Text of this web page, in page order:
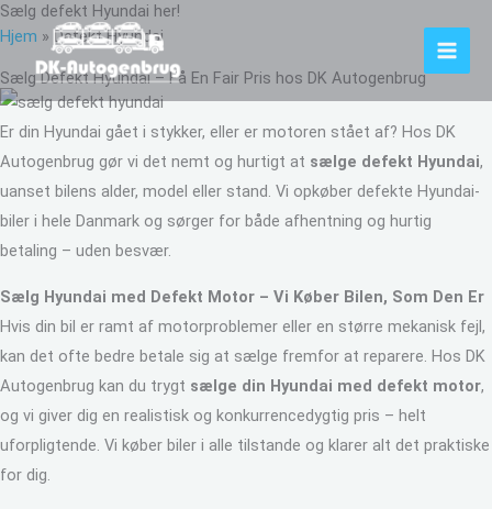
Gå
til
indholdet
Sælg defekt Hyundai her!
Hjem » Defekt Hyundai
Sælg Defekt Hyundai – Få En Fair Pris hos DK Autogenbrug
Er din Hyundai gået i stykker, eller er motoren stået af? Hos DK
Autogenbrug gør vi det nemt og hurtigt at sælge defekt Hyundai,
uanset bilens alder, model eller stand. Vi opkøber defekte Hyundai-
biler i hele Danmark og sørger for både afhentning og hurtig
betaling – uden besvær.
Sælg Hyundai med Defekt Motor – Vi Køber Bilen, Som Den Er
Hvis din bil er ramt af motorproblemer eller en større mekanisk fejl,
kan det ofte bedre betale sig at sælge fremfor at reparere. Hos DK
Autogenbrug kan du trygt sælge din Hyundai med defekt motor,
og vi giver dig en realistisk og konkurrencedygtig pris – helt
uforpligtende. Vi køber biler i alle tilstande og klarer alt det praktiske
for dig.